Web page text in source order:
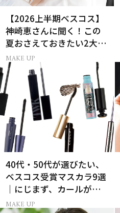
【2026上半期ベスコス】
神崎恵さんに聞く！この
夏おさえておきたい2大メ
イクトレンド
MAKE UP
40代・50代が選びたい、
ベスコス受賞マスカラ9選
｜にじまず、カールが続
く名品
MAKE UP